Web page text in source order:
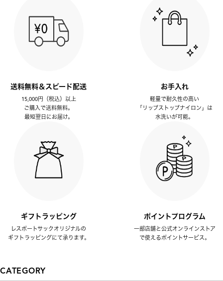
送料無料＆スピード配送
15,000円（税込）以上
ご購入で送料無料。
最短翌日にお届け。
お手入れ
軽量で耐久性の高い
「リップストップナイロン」は
水洗いが可能。
ギフトラッピング
レスポートサックオリジナルの
ギフトラッピングにて承ります。
ポイントプログラム
一部店舗と公式オンラインストア
で使えるポイントサービス。
CATEGORY